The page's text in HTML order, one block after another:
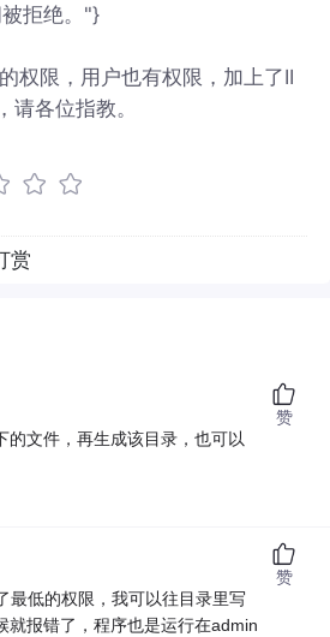
拒绝。"}
权限，用户也有权限，加上了II
请各位指教。
赏
的文件，再生成该目录，也可以
赞
最低的权限，我可以往目录里写
就报错了，程序也是运行在admin
赞